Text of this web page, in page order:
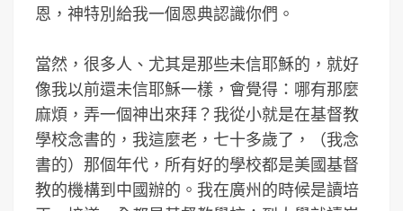
恩，神特別給我一個恩典認識你們。
當然，很多人、尤其是那些未信耶穌的，就好
像我以前還未信耶穌一樣，會覺得：哪有那麼
麻煩，弄一個神出來拜？我從小就是在基督教
學校念書的，我這麼老，七十多歲了，（我念
書的）那個年代，所有好的學校都是美國基督
教的機構到中國辦的。我在廣州的時候是讀培